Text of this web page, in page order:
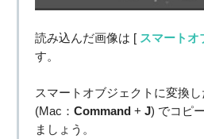
読み込んだ画像は [ スマートオ
す。
スマートオブジェクトに変換
(Mac： Command + J) でコピ
ましょう。